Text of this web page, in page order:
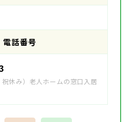
電話番号
休み）老人ホームの窓口入居